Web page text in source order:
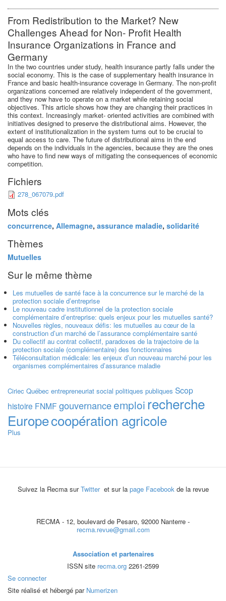
From Redistribution to the Market? New
Challenges Ahead for Non- Profit Health
Insurance Organizations in France and
Germany
In the two countries under study, health insurance partly falls under the
social economy. This is the case of supplementary health insurance in
France and basic health-insurance coverage in Germany. The non-profit
organizations concerned are relatively independent of the government,
and they now have to operate on a market while retaining social
objectives. This article shows how they are changing their practices in
this context. Increasingly market- oriented activities are combined with
initiatives designed to preserve the distributional aims. However, the
extent of institutionalization in the system turns out to be crucial to
equal access to care. The future of distributional aims in the end
depends on the individuals in the agencies, because they are the ones
who have to find new ways of mitigating the consequences of economic
competition.
Fichiers
278_067079.pdf
Mots clés
concurrence, Allemagne, assurance maladie, solidarité
Thèmes
Mutuelles
Sur le même thème
Les mutuelles de santé face à la concurrence sur le marché de la
protection sociale d’entreprise
Le nouveau cadre institutionnel de la protection sociale
complémentaire d’entreprise: quels enjeux pour les mutuelles santé?
Nouvelles règles, nouveaux défis: les mutuelles au cœur de la
construction d’un marché de l’assurance complémentaire santé
Du collectif au contrat collectif, paradoxes de la trajectoire de la
protection sociale (complémentaire) des fonctionnaires
Téléconsultation médicale: les enjeux d’un nouveau marché pour les
organismes complémentaires d’assurance maladie
Ciriec Québec entrepreneuriat social politiques publiques Scop
histoire FNMF gouvernanceemploi recherche
Europecoopération agricole
Plus
Suivez la Recma surTwitter et sur la page Facebookde la revue
RECMA - 12, boulevard de Pesaro, 92000 Nanterre -
recma.revue@gmail.com
Association et partenaires
ISSN site recma.org 2261-2599
Se connecter
Site réalisé et hébergé par Numerizen